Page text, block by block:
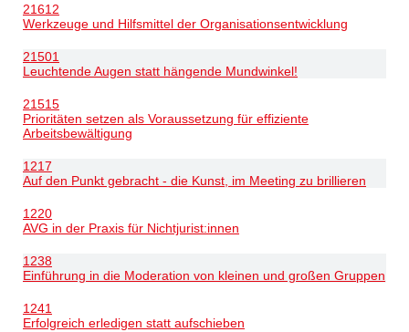
21612
Werkzeuge und Hilfsmittel der Organisationsentwicklung
21501
Leuchtende Augen statt hängende Mundwinkel!
21515
Prioritäten setzen als Voraussetzung für effiziente
Arbeitsbewältigung
1217
Auf den Punkt gebracht - die Kunst, im Meeting zu brillieren
1220
AVG in der Praxis für Nichtjurist:innen
1238
Einführung in die Moderation von kleinen und großen Gruppen
1241
Erfolgreich erledigen statt aufschieben